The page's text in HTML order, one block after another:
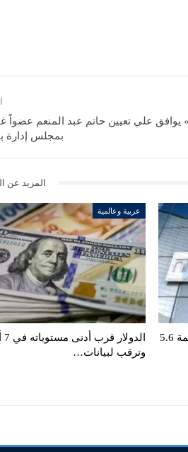
يوافق علي تعيين حاتم عبد المنعم عضواً
بمجلس إدارة
المزيد عن
إنتيسا سان باولو يحقق أرباحًا بقيمة 5.6
عربية وعالمية
وترقب لبيانات…